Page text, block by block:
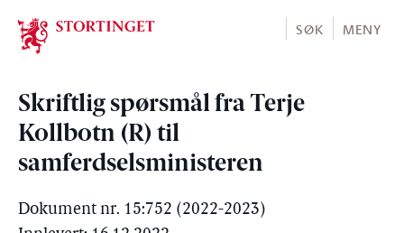
Stortinget.no
SØK MENY
Skriftlig spørsmål fra Terje
Kollbotn (R) til
samferdselsministeren
Dokument nr. 15:752 (2022-2023)